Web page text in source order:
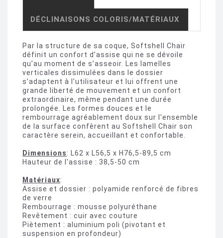
DÉCLINAISONS COLORIS/MATÉRIAUX
Par la structure de sa coque, Softshell Chair
définit un confort d’assise qui ne se dévoile
qu’au moment de s’asseoir. Les lamelles
verticales dissimulées dans le dossier
s’adaptent à l’utilisateur et lui offrent une
grande liberté de mouvement et un confort
extraordinaire, même pendant une durée
prolongée. Les formes douces et le
rembourrage agréablement doux sur l'ensemble
de la surface confèrent au Softshell Chair son
caractère serein, accueillant et confortable.
Dimensions: L62 x L56,5 x H76,5-89,5 cm
Hauteur de l'assise : 38,5-50 cm
Matériaux:
Assise et dossier : polyamide renforcé de fibres
de verre
Rembourrage : mousse polyuréthane
Revêtement : cuir avec couture
Piètement : aluminium poli (pivotant et
suspension en profondeur)